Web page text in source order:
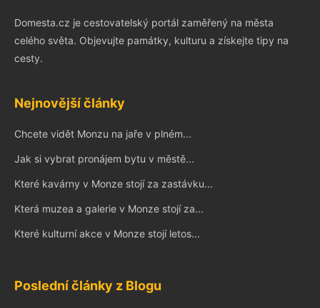
Domesta.cz je cestovatelský portál zaměřený na města
celého světa. Objevujte památky, kulturu a získejte tipy na
cesty.
Nejnovější články
Chcete vidět Monzu na jaře v plném...
Jak si vybrat pronájem bytu v městě...
Které kavárny v Monze stojí za zastávku...
Která muzea a galerie v Monze stojí za...
Které kulturní akce v Monze stojí letos...
Poslední články z Blogu